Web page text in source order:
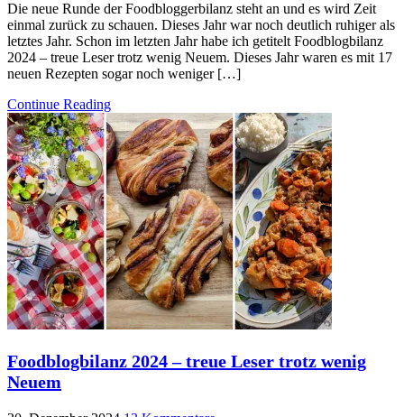
Die neue Runde der Foodbloggerbilanz steht an und es wird Zeit
einmal zurück zu schauen. Dieses Jahr war noch deutlich ruhiger als
letztes Jahr. Schon im letzten Jahr habe ich getitelt Foodblogbilanz
2024 – treue Leser trotz wenig Neuem. Dieses Jahr waren es mit 17
neuen Rezepten sogar noch weniger […]
Continue Reading
Foodblogbilanz 2024 – treue Leser trotz wenig
Neuem